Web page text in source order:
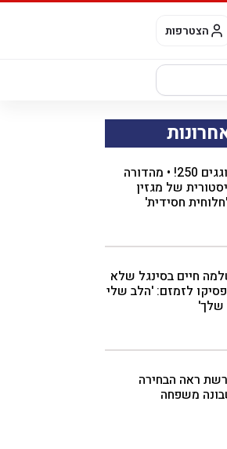
הצטרפות
חוגגים 250! • מהדורה
של מגזין
חסידית'
חיים בסינגל שלא
לזמזם: 'הלב שלי
שלך'
ראה הבחירה
משפחה